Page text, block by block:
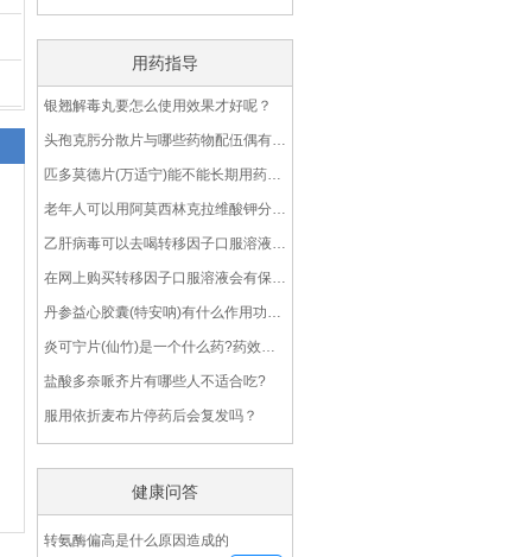
用药指导
银翘解毒丸要怎么使用效果才好呢？
头孢克肟分散片与哪些药物配伍偶有禁忌呢？
匹多莫德片(万适宁)能不能长期用药呢?
老年人可以用阿莫西林克拉维酸钾分散片(2∶1)吗？
乙肝病毒可以去喝转移因子口服溶液吗？
在网上购买转移因子口服溶液会有保障吗？
丹参益心胶囊(特安呐)有什么作用功效？
炎可宁片(仙竹)是一个什么药?药效怎么样?
盐酸多奈哌齐片有哪些人不适合吃?
服用依折麦布片停药后会复发吗？
健康问答
转氨酶偏高是什么原因造成的